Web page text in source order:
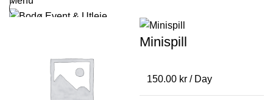
Minispill
150.00 kr / Day